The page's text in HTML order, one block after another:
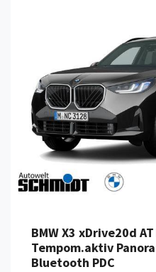
BMW X3 xDrive20d
Tempom.aktiv
Bluetooth PDC